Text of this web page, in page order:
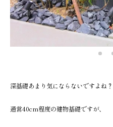
深基礎あまり気にならないですよね？
通常40cm程度の建物基礎ですが、